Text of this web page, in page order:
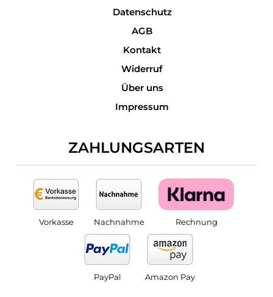
Datenschutz
AGB
Kontakt
Widerruf
Über uns
Impressum
ZAHLUNGSARTEN
Vorkasse Nachnahme Rechnung
PayPal Amazon Pay